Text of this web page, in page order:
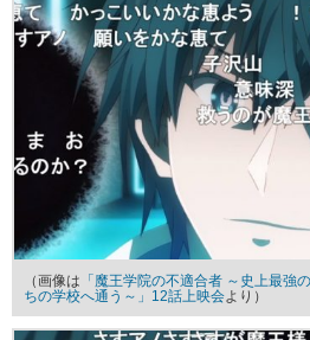
（画像は 「魔王学院の不適合者 ～史上最強
ちの学校へ通う～」12話上映会より）